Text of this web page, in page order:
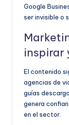
Google
ser invisible o
inspirar
El contenido
agencias de
guías
genera
en el sector.